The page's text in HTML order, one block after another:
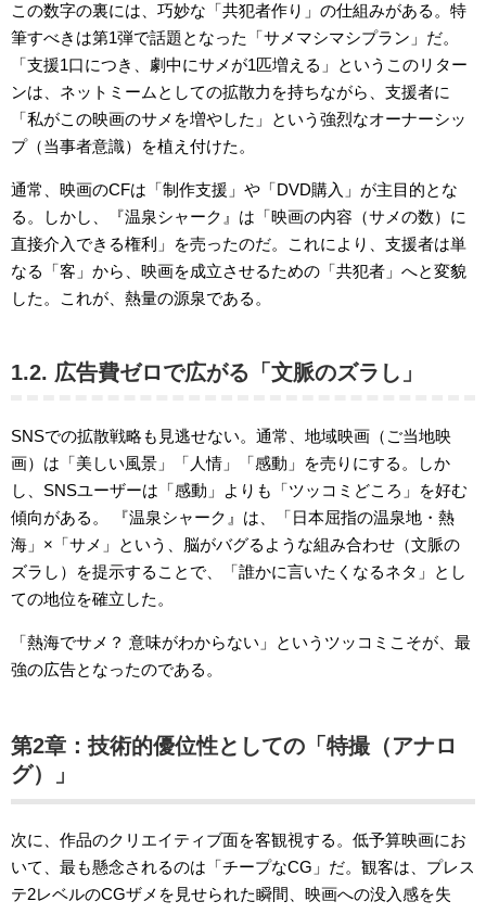
この数字の裏には、巧妙な「共犯者作り」の仕組みがある。特
筆すべきは第1弾で話題となった「サメマシマシプラン」だ。
「支援1口につき、劇中にサメが1匹増える」というこのリター
ンは、ネットミームとしての拡散力を持ちながら、支援者に
「私がこの映画のサメを増やした」という強烈なオーナーシッ
プ（当事者意識）を植え付けた。
通常、映画のCFは「制作支援」や「DVD購入」が主目的とな
る。しかし、『温泉シャーク』は「映画の内容（サメの数）に
直接介入できる権利」を売ったのだ。これにより、支援者は単
なる「客」から、映画を成立させるための「共犯者」へと変貌
した。これが、熱量の源泉である。
1.2. 広告費ゼロで広がる「文脈のズラし」
SNSでの拡散戦略も見逃せない。通常、地域映画（ご当地映
画）は「美しい風景」「人情」「感動」を売りにする。しか
し、SNSユーザーは「感動」よりも「ツッコミどころ」を好む
傾向がある。 『温泉シャーク』は、「日本屈指の温泉地・熱
海」×「サメ」という、脳がバグるような組み合わせ（文脈の
ズラし）を提示することで、「誰かに言いたくなるネタ」とし
ての地位を確立した。
「熱海でサメ？ 意味がわからない」というツッコミこそが、最
強の広告となったのである。
第2章：技術的優位性としての「特撮（アナロ
グ）」
次に、作品のクリエイティブ面を客観視する。低予算映画にお
いて、最も懸念されるのは「チープなCG」だ。観客は、プレス
テ2レベルのCGザメを見せられた瞬間、映画への没入感を失